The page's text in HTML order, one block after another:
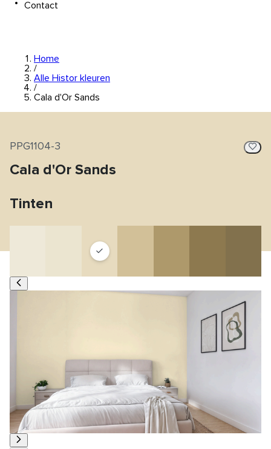
Contact
Home
/
Alle Histor kleuren
/
Cala d'Or Sands
PPG1104-3
Cala d'Or Sands
Tinten